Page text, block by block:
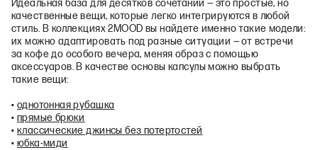
Идеальная база для десятков сочетаний — это простые, но
качественные вещи, которые легко интегрируются в любой
стиль. В коллекциях 2MOOD вы найдете именно такие модели:
их можно адаптировать под разные ситуации — от встречи
за кофе до особого вечера, меняя образ с помощью
аксессуаров. В качестве основы капсулы можно выбрать
такие вещи:
• однотонная рубашка
• прямые брюки
• классические джинсы без потертостей
• юбка-миди